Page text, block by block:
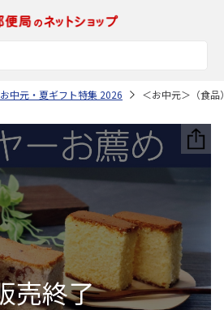
お中元・夏ギフト特集 2026 ＜お中元＞（食